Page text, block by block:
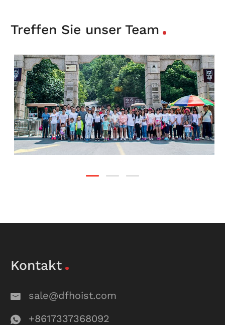
Treffen Sie unser Team
Kontakt
sale@dfhoist.com
+8617337368092